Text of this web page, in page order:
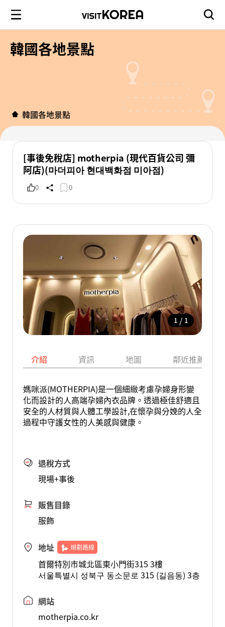
韓國各地景點
韓國各地景點
[事後免稅店] motherpia (現代百貨公司 彌
阿店)(마더피아 현대백화점 미아점)
0 0
1 / 1
介紹 資訊 地圖 鄰近推薦景點
媽咪派(MOTHERPIA)是一個細緻考慮孕婦身形變
化而設計的人高端孕婦內衣品牌。透過極佳舒適且
安全的人材質與人體工學設計,在懷孕與分娩的人全
過程中守護女性的人美感與健康。
退稅方式
現場+事後
販售目錄
服飾
地址 規劃路線
首爾特別市城北區東小門街315 3樓
서울특별시 성북구 동소문로 315 (길음동) 3층
網站
motherpia.co.kr